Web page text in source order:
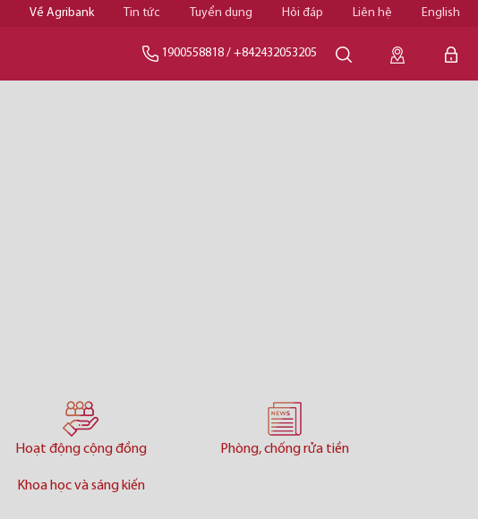
Về Agribank Tin tức Tuyển dụng Hỏi đáp Liên hệ English
1900558818 / +842432053205
Hoạt động cộng đồng Phòng, chống rửa tiền
Khoa học và sáng kiến